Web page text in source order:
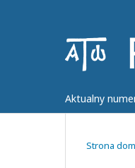
Aktualny
Strona